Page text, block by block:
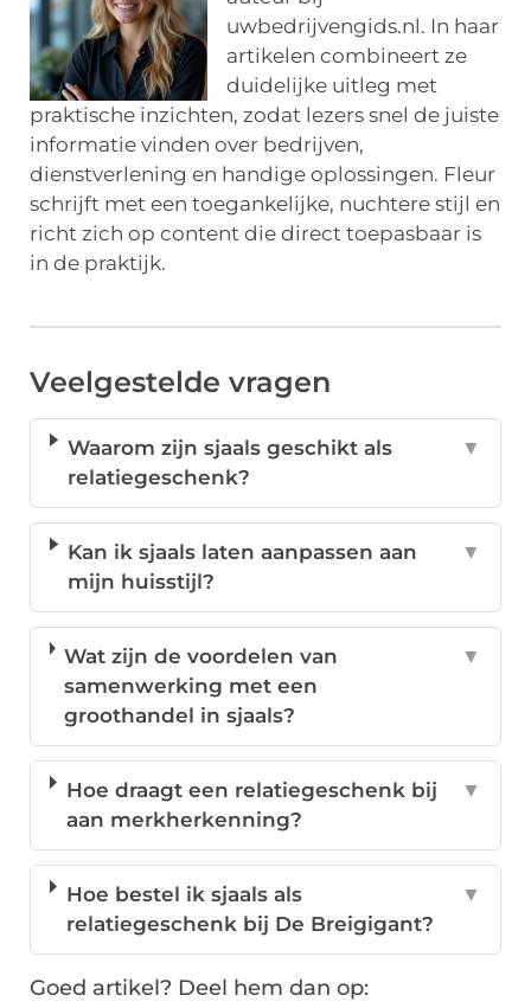
uwbedrijvengids.nl. In haar
artikelen combineert ze
duidelijke uitleg met
praktische inzichten, zodat lezers snel de juiste
informatie vinden over bedrijven,
dienstverlening en handige oplossingen. Fleur
schrijft met een toegankelijke, nuchtere stijl en
richt zich op content die direct toepasbaar is
in de praktijk.
Veelgestelde vragen
Waarom zijn sjaals geschikt als
relatiegeschenk?
▼
Kan ik sjaals laten aanpassen aan
mijn huisstijl?
▼
Wat zijn de voordelen van
samenwerking met een
groothandel in sjaals?
▼
Hoe draagt een relatiegeschenk bij
aan merkherkenning?
▼
Hoe bestel ik sjaals als
relatiegeschenk bij De Breigigant?
▼
Goed artikel? Deel hem dan op: